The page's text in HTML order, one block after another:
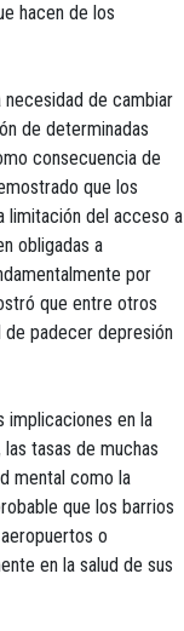
hacen de los
necesidad de cambiar
de determinadas
consecuencia de
que los
limitación del acceso a
obligadas a
por
que entre otros
padecer depresión
implicaciones en la
tasas de muchas
mental como la
que los barrios
o
en la salud de sus